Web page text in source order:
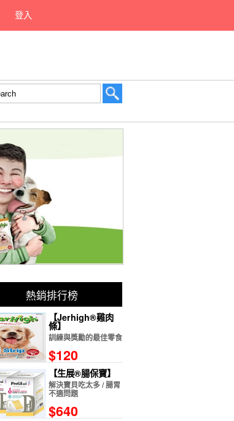
登入
熱銷排行榜
【Jerhigh®雞肉
條】
訓練與獎勵的最佳零食
$120
【生展®腸保寶】
解決寶貝吃太多 / 腸胃
不適問題
$640